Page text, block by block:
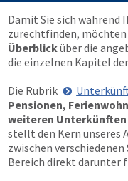
Damit Sie sich während
zurechtfinden,
Überblicküber die
die einzelnen Kapitel der
Die Rubrik
Pensionen,
weiteren Unterkünften
stellt den Kern unseres
zwischen
Bereich direkt darunter